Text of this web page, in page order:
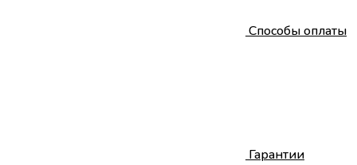
Способы оплаты
Гарантии